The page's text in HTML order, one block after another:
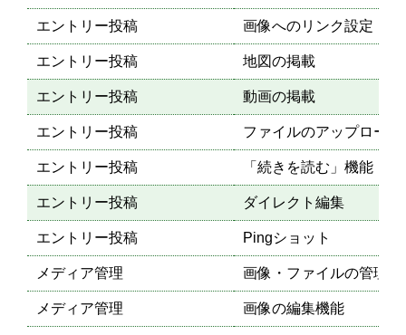
エントリー投稿 画像へのリンク設定
エントリー投稿 地図の掲載
エントリー投稿 動画の掲載
エントリー投稿 ファイルのアップロード
エントリー投稿 「続きを読む」機能
エントリー投稿 ダイレクト編集
エントリー投稿 Pingショット
メディア管理 画像・ファイルの管理
メディア管理 画像の編集機能